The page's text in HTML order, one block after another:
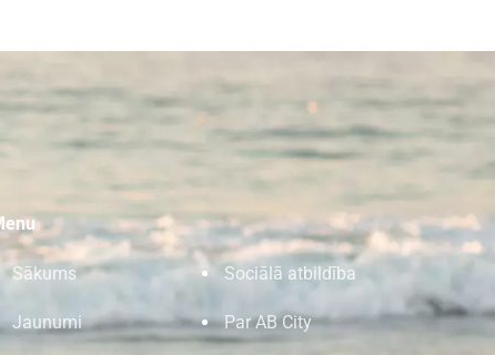
Sākums Sociālā atbildība
Jaunumi Par AB City